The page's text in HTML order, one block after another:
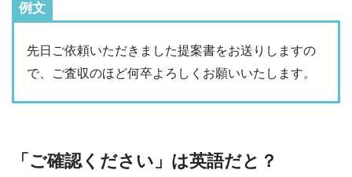
例文
先日ご依頼いただきました提案書をお送りしますの
で、ご査収のほど何卒よろしくお願いいたします。
「ご確認ください」は英語だと？